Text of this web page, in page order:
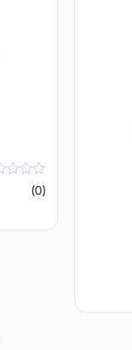
אין
ביקורות
(0)